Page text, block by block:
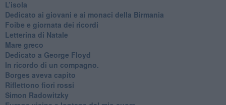
​L’isola
Dedicato ai giovani e ai monaci della Birmania
​Foibe e giornata dei ricordi
Letterina di Natale
Mare greco
​Dedicato a George Floyd
​In ricordo di un compagno.
Borges aveva capito
Riflettono fiori rossi
Simon Radowitzky